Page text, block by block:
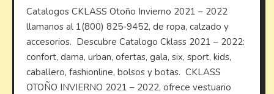
Catalogos CKLASS Otoño Invierno 2021 – 2022
llamanos al 1(800) 825-9452, de ropa, calzado y
accesorios. Descubre Catalogo Cklass 2021 – 2022:
confort, dama, urban, ofertas, gala, six, sport, kids,
caballero, fashionline, bolsos y botas. CKLASS
OTOÑO INVIERNO 2021 – 2022, ofrece vestuario